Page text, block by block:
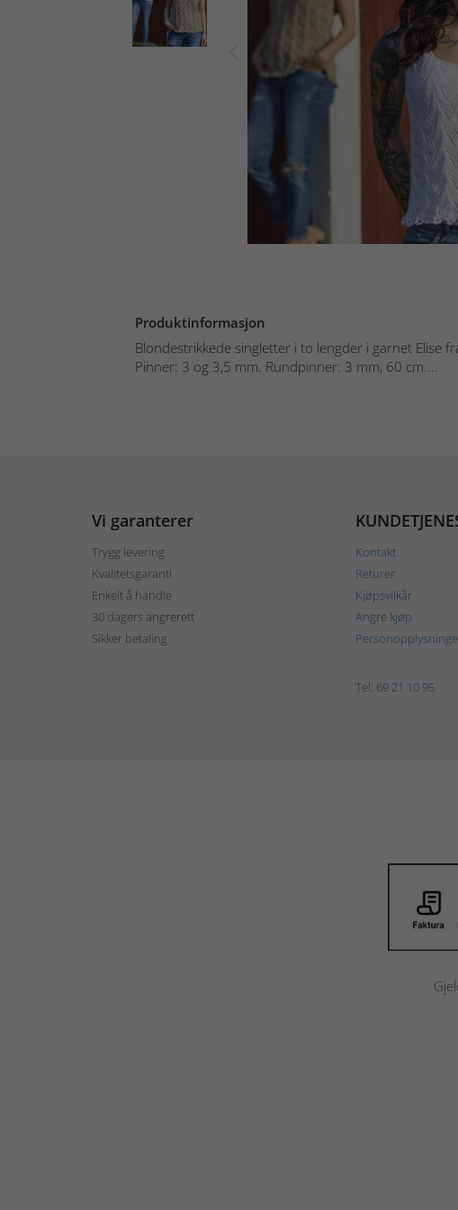
Produktinformasjon
Blondestrikkede singletter i to lengder i garnet Elise
Pinner: 3 og 3,5 mm. Rundpinner: 3 mm, 60 cm....
Vi garanterer
Trygg levering
Kvalitetsgaranti
Enkelt å handle
30 dagers angrerett
Sikker betaling
Kontakt
Returer
Kjøpsvilkår
Angre kjøp
Tel: 69 21 10 95